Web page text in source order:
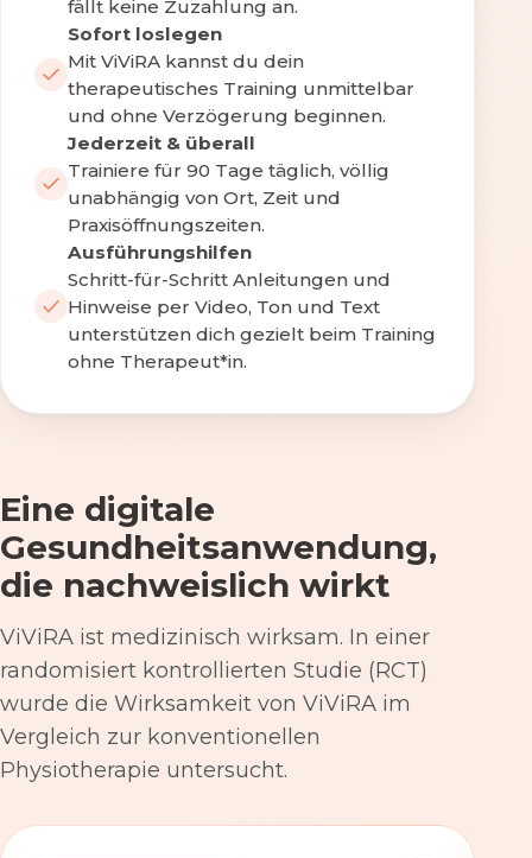
fällt keine Zuzahlung an.
Sofort loslegen
Mit ViViRA kannst du dein
therapeutisches Training unmittelbar
und ohne Verzögerung beginnen.
Jederzeit & überall
Trainiere für 90 Tage täglich, völlig
unabhängig von Ort, Zeit und
Praxisöffnungszeiten.
Ausführungshilfen
Schritt-für-Schritt Anleitungen und
Hinweise per Video, Ton und Text
unterstützen dich gezielt beim Training
ohne Therapeut*in.
Eine digitale
Gesundheitsanwendung,
die nachweislich wirkt
ViViRA ist medizinisch wirksam. In einer
randomisiert kontrollierten Studie (RCT)
wurde die Wirksamkeit von ViViRA im
Vergleich zur konventionellen
Physiotherapie untersucht.